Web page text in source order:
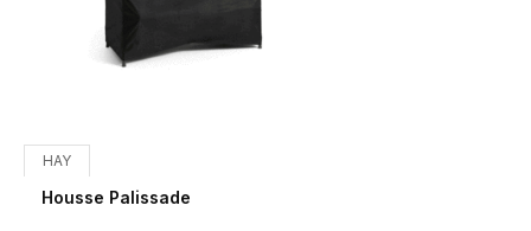
HAY
Housse Palissade